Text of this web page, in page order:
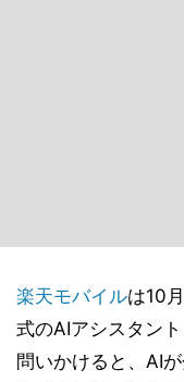
楽天モバイルは10
式のAIアシスタン
問いかけると、AI